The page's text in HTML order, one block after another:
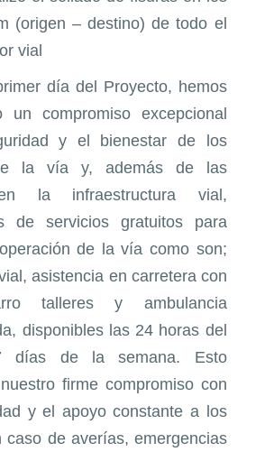
(origen – destino) de todo el
vial
día del Proyecto, hemos
un compromiso excepcional
y el bienestar de los
la vía y, además de las
la infraestructura vial,
de servicios gratuitos para
de la vía como son;
asistencia en carretera con
talleres y ambulancia
disponibles las 24 horas del
días de la semana. Esto
firme compromiso con
y el apoyo constante a los
caso de averías, emergencias